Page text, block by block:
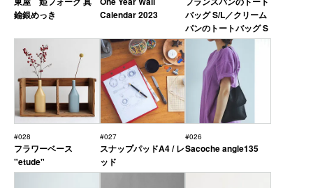
鍮銀めっき
Calendar 2023
バッグ S/L／クリーム
パンのトートバッグ S
#028
フラワーベース
"etude"
#027
スナップパッドA4 / レ
ッド
#026
Sacoche angle135